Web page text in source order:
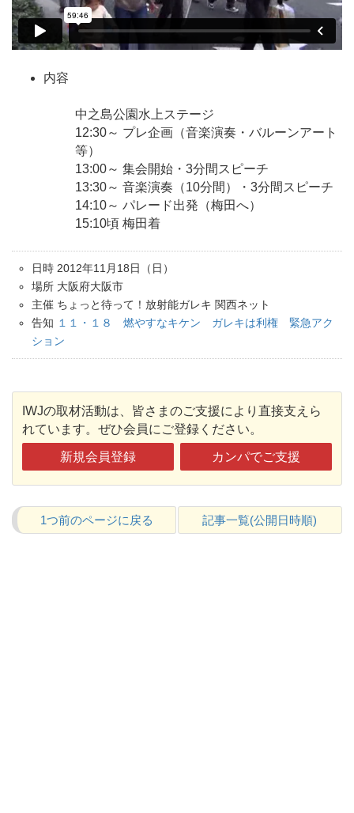
内容
中之島公園水上ステージ
12:30～ プレ企画（音楽演奏・バルーンアート
等）
13:00～ 集会開始・3分間スピーチ
13:30～ 音楽演奏（10分間）・3分間スピーチ
14:10～ パレード出発（梅田へ）
15:10頃 梅田着
日時 2012年11月18日（日）
場所 大阪府大阪市
主催 ちょっと待って！放射能ガレキ 関西ネット
告知 １１・１８ 燃やすなキケン ガレキは利権 緊急アク
ション
IWJの取材活動は、皆さまのご支援により直接支えら
れています。ぜひ会員にご登録ください。
新規会員登録 カンパでご支援
1つ前のページに戻る 記事一覧(公開日時順)